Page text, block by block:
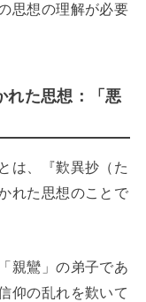
思想の理解が必要
れた思想：「悪
は、『歎異抄（た
れた思想のことで
親鸞」の弟子であ
仰の乱れを歎いて